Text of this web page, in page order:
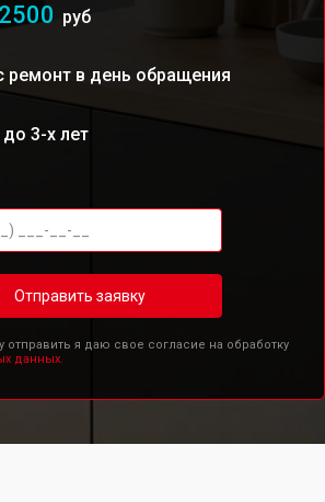
2500 руб
ремонт в день обращения
до 3-х лет
Отправить заявку
отправить я даю свое согласие на обработку
данных.